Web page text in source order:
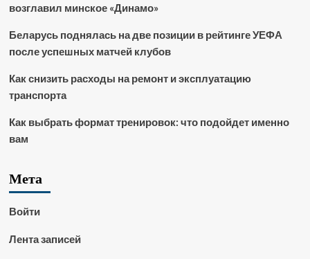
возглавил минское «Динамо»
Беларусь поднялась на две позиции в рейтинге УЕФА
после успешных матчей клубов
Как снизить расходы на ремонт и эксплуатацию
транспорта
Как выбрать формат тренировок: что подойдет именно
вам
Мета
Войти
Лента записей